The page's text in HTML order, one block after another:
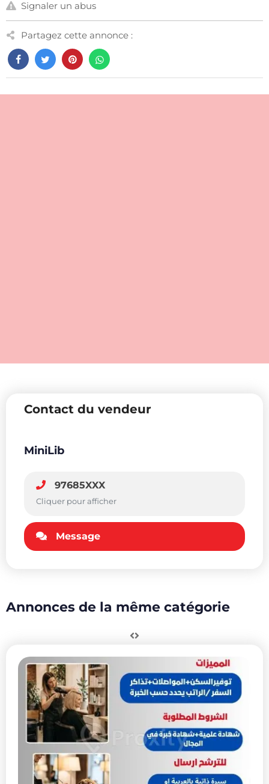
Signaler un abus
Partagez cette annonce :
Contact du vendeur
MiniLib
97685XXX
Cliquer pour afficher
Message
Annonces de la même catégorie